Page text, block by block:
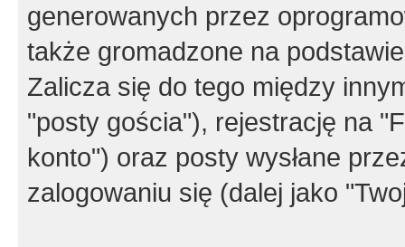
generowanych przez
także gromadzone na
Zalicza się do tego między
"posty gościa"), rejestrację na
konto") oraz posty wysłane
zalogowaniu się (dalej jako